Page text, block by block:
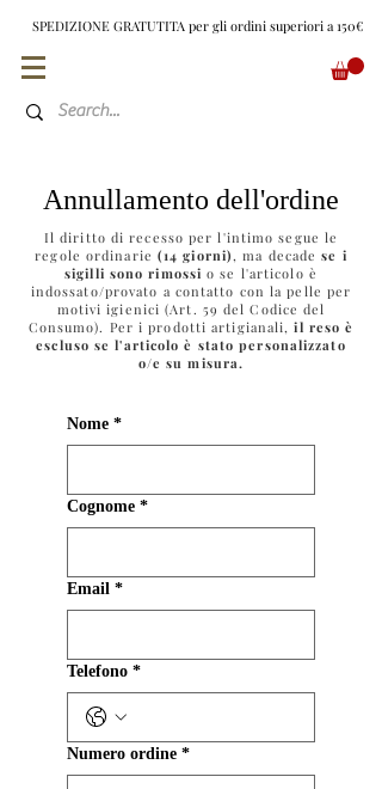
SPEDIZIONE GRATUTITA per gli ordini superiori a 150€
Annullamento dell'ordine
Il diritto di recesso per l'intimo segue le
regole ordinarie (14 giorni) , ma decadese i
sigilli sono rimossi o se l'articolo è
indossato/provato a contatto con la pelle per
motivi igienici (Art. 59 del Codice del
Consumo). Per i prodotti artigianali,il reso è
escluso se l'articolo è stato personalizzato
o/e su misura.
Nome *
Cognome *
Email *
Telefono *
Numero ordine *